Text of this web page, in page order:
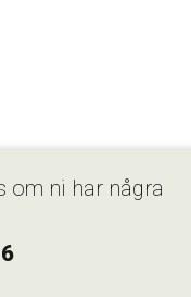
om ni har några